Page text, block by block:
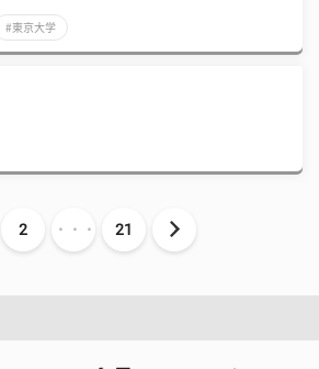
#東京大学
2 ・・・ 21